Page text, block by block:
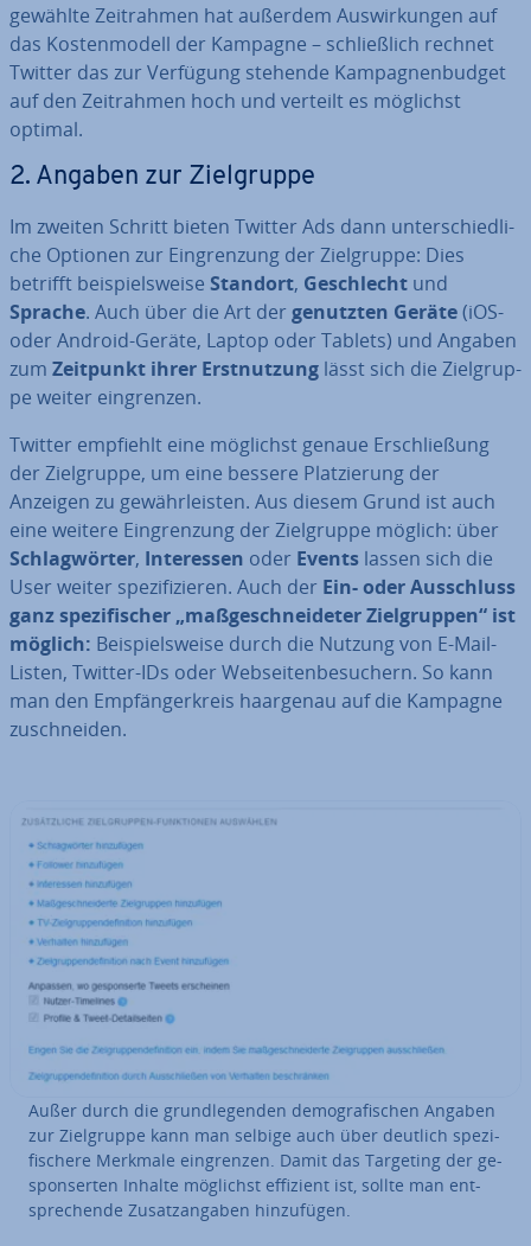
gewählte Zeit­rah­men hat außerdem Aus­wir­kun­gen auf
das Kos­ten­mo­dell der Kampagne – schließ­lich rechnet
Twitter das zur Verfügung stehende Kam­pa­gnen­bud­get
auf den Zeit­rah­men hoch und verteilt es möglichst
optimal.
2. Angaben zur Ziel­grup­pe
Im zweiten Schritt bieten Twitter Ads dann un­ter­schied­li­
che Optionen zur Ein­gren­zung der Ziel­grup­pe: Dies
betrifft bei­spiels­wei­se Standort, Ge­schlecht und
Sprache. Auch über die Art der genutzten Geräte(iOS-
oder Android-Geräte, Laptop oder Tablets) und Angaben
zum Zeitpunkt ihrer Erst­nut­zung lässt sich die Ziel­grup­
pe weiter ein­gren­zen.
Twitter empfiehlt eine möglichst genaue Er­schlie­ßung
der Ziel­grup­pe, um eine bessere Plat­zie­rung der
Anzeigen zu ge­währ­leis­ten. Aus diesem Grund ist auch
eine weitere Ein­gren­zung der Ziel­grup­pe möglich: über
Schlag­wör­ter, In­ter­es­sen oder Events lassen sich die
User weiter spe­zi­fi­zie­ren. Auch der Ein- oder Aus­schluss
ganz spe­zi­fi­scher „maß­ge­schnei­de­ter Ziel­grup­pen“ ist
möglich: Bei­spiels­wei­se durch die Nutzung von E-Mail-
Listen, Twitter-IDs oder Web­sei­ten­be­su­chern. So kann
man den Emp­fän­ger­kreis haargenau auf die Kampagne
zu­schnei­den.
Außer durch die grund­le­gen­den de­mo­gra­fi­schen Angaben
zur Ziel­grup­pe kann man selbige auch über deutlich spe­zi­
fi­sche­re Merkmale ein­gren­zen. Damit das Targeting der ge­
spon­ser­ten Inhalte möglichst effizient ist, sollte man ent­
spre­chen­de Zu­satz­an­ga­ben hin­zu­fü­gen.